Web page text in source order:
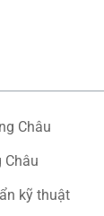
Châu
Châu
kỹ thuật